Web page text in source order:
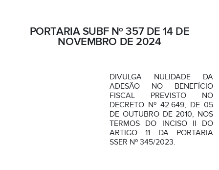
PORTARIA SUBF Nº 357 DE 14 DE
NOVEMBRO DE 2024
DIVULGA NULIDADE DA
ADESÃO NO BENEFÍCIO
FISCAL PREVISTO NO
DECRETO Nº 42.649, DE 05
DE OUTUBRO DE 2010, NOS
TERMOS DO INCISO II DO
ARTIGO 11 DA PORTARIA
SSER Nº 345/2023.